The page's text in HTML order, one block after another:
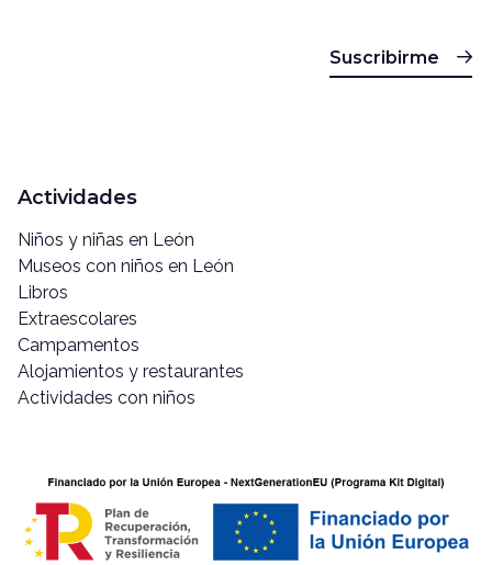
Suscribirme
Actividades
Niños y niñas en León
Museos con niños en León
Libros
Extraescolares
Campamentos
Alojamientos y restaurantes
Actividades con niños